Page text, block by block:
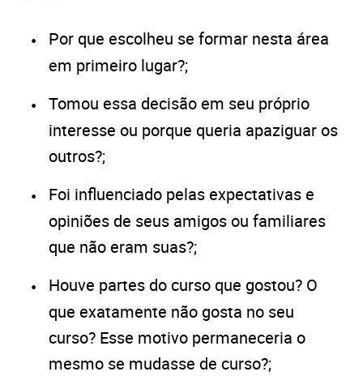
Por que escolheu se formar nesta área
em primeiro lugar?;
Tomou essa decisão em seu próprio
interesse ou porque queria apaziguar os
outros?;
Foi influenciado pelas expectativas e
opiniões de seus amigos ou familiares
que não eram suas?;
Houve partes do curso que gostou? O
que exatamente não gosta no seu
curso? Esse motivo permaneceria o
mesmo se mudasse de curso?;